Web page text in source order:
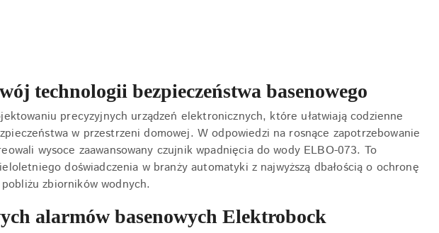
technologii bezpieczeństwa basenowego
precyzyjnych urządzeń elektronicznych, które ułatwiają codzienne
w przestrzeni domowej. W odpowiedzi na rosnące zapotrzebowanie
wysoce zaawansowany czujnik wpadnięcia do wody ELBO-073. To
doświadczenia w branży automatyki z najwyższą dbałością o ochronę
zbiorników wodnych.
alarmów basenowych Elektrobock